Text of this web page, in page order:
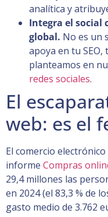
analítica y
Integra el social
global. No es un
apoya en tu
planteamos en
redes sociales.
El
web: es el
El comercio
informe Compras
29,4 millones las
en 2024 (el 83,3 % de
gasto medio de 3.762